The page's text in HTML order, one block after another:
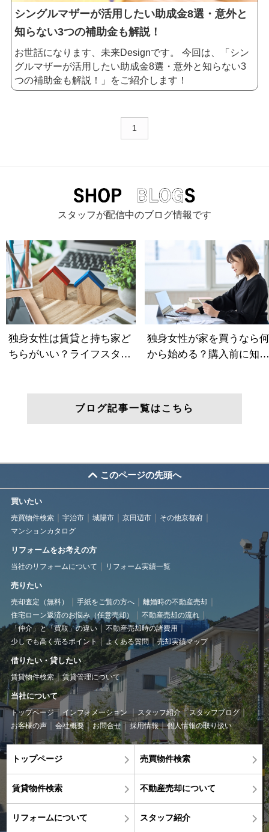
シングルマザーが活用したい助成金8選・意外と
知らない3つの補助金も解説！
お世話になります、未来Designです。 今回は、「シン
グルマザーが活用したい助成金8選・意外と知らない3
つの補助金も解説！」をご紹介します！
1
スタッフが配信中のブログ情報です
ブログ記事一覧はこちら
このページの先頭へ
買いたい
売買物件検索 宇治市 城陽市 京田辺市
その他京都府
マンションカタログ
リフォームをお考えの方
当社のリフォームについて リフォーム実績一覧
売りたい
売却査定（無料） 手紙をご覧の方へ
離婚時の不動産売却
住宅ローン返済のお悩み（任意売却）
不動産売却の流れ
「仲介」と「買取」の違い
不動産売却時の諸費用
少しでも高く売るポイント
よくある質問 売却実績マップ
借りたい・貸したい
賃貸物件検索 賃貸管理について
当社について
トップページ インフォメーション スタッフ紹介
スタッフブログ
お客様の声
会社概要 お問合せ 採用情報 個人情報の取り扱い
トップページ 売買物件検索
賃貸物件検索 不動産売却について
リフォームについて スタッフ紹介